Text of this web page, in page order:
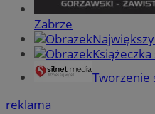
Zabrze
Tworzenie
reklama